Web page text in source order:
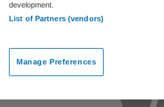
development.
List of Partners (vendors)
Manage Preferences